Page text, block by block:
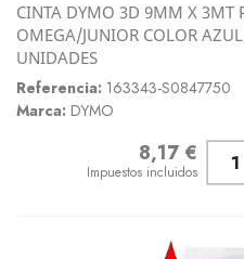
CINTA DYMO 3D 9MM X 3MT
OMEGA/JUNIOR COLOR
UNIDADES
Referencia: 163343-S0847750
Marca: DYMO
8,17 €
Impuestos incluidos